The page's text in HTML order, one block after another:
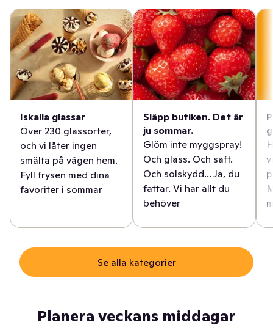
Iskalla glassar
Över 230 glassorter,
och vi låter ingen
smälta på vägen hem.
Fyll frysen med dina
favoriter i sommar
Släpp butiken. Det är
ju sommar.
Glöm inte myggspray!
Och glass. Och saft.
Och solskydd... Ja, du
fattar. Vi har allt du
behöver
Se alla kategorier
Planera veckans middagar